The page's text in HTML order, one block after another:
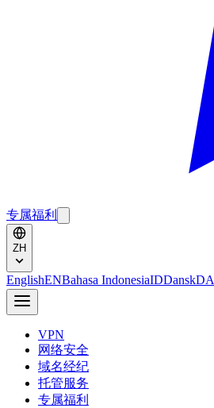
专属福利
ZH
EnglishENBahasa IndonesiaIDDanskDA
VPN
网络安全
域名经纪
托管服务
专属福利